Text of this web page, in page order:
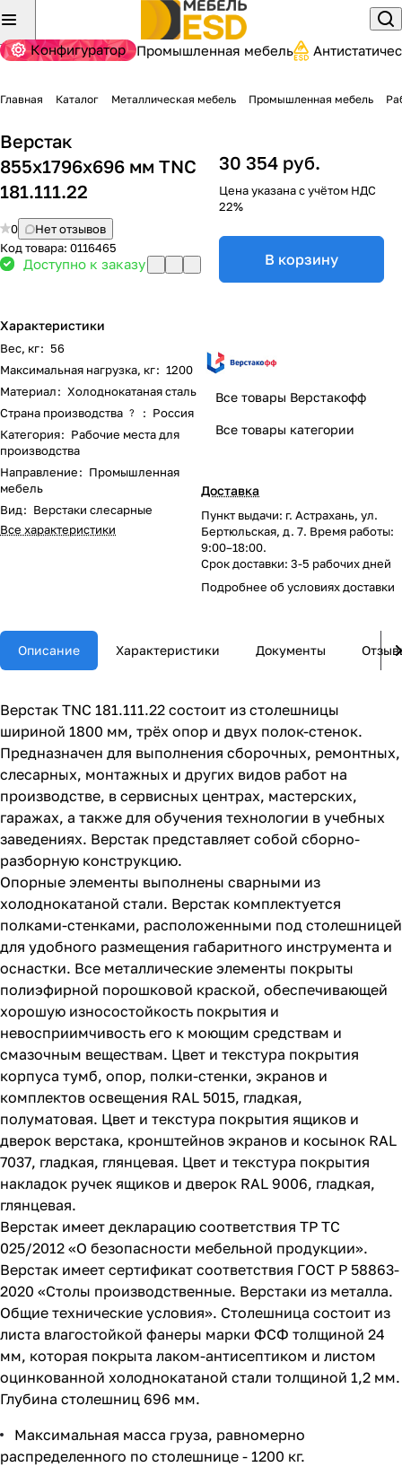
Конфигуратор Промышленная мебель
Главная Каталог Металлическая мебель Промышленная мебель
Верстак
855x1796x696 мм TNC
181.111.22
0
Нет отзывов
Код товара: 0116465
Доступно к заказу
Характеристики
Вес, кг: 56
Максимальная нагрузка, кг: 1200
Материал: Холоднокатаная сталь
Страна производства ? : Россия
Категория: Рабочие места для
производства
Направление: Промышленная
мебель
Вид: Верстаки слесарные
Все характеристики
30 354 руб.
Цена указана с учётом НДС
22%
В корзину
Все товары Верстакофф
Все товары категории
Доставка
Пункт выдачи: г. Астрахань, ул.
Бертюльская, д. 7. Время работы:
9:00–18:00.
Срок доставки: 3-5 рабочих дней
Подробнее обусловиях доставки
Описание Характеристики Документы
Верстак TNC 181.111.22 состоит из столешницы
шириной 1800 мм, трёх опор и двух полок-стенок.
Предназначен для выполнения сборочных, ремонтных,
слесарных, монтажных и других видов работ на
производстве, в сервисных центрах, мастерских,
гаражах, а также для обучения технологии в учебных
заведениях. Верстак представляет собой сборно-
разборную конструкцию.
Опорные элементы выполнены сварными из
холоднокатаной стали. Верстак комплектуется
полками-стенками, расположенными под столешницей
для удобного размещения габаритного инструмента и
оснастки. Все металлические элементы покрыты
полиэфирной порошковой краской, обеспечивающей
хорошую износостойкость покрытия и
невосприимчивость его к моющим средствам и
смазочным веществам. Цвет и текстура покрытия
корпуса тумб, опор, полки-стенки, экранов и
комплектов освещения RAL 5015, гладкая,
полуматовая. Цвет и текстура покрытия ящиков и
дверок верстака, кронштейнов экранов и косынок RAL
7037, гладкая, глянцевая. Цвет и текстура покрытия
накладок ручек ящиков и дверок RAL 9006, гладкая,
глянцевая.
Верстак имеет декларацию соответствия ТР ТС
025/2012 «О безопасности мебельной продукции».
Верстак имеет сертификат соответствия ГОСТ Р 58863-
2020 «Столы производственные. Верстаки из металла.
Общие технические условия». Столешница состоит из
листа влагостойкой фанеры марки ФСФ толщиной 24
мм, которая покрыта лаком-антисептиком и листом
оцинкованной холоднокатаной стали толщиной 1,2 мм.
Глубина столешниц 696 мм.
Максимальная масса груза, равномерно
распределенного по столешнице - 1200 кг.